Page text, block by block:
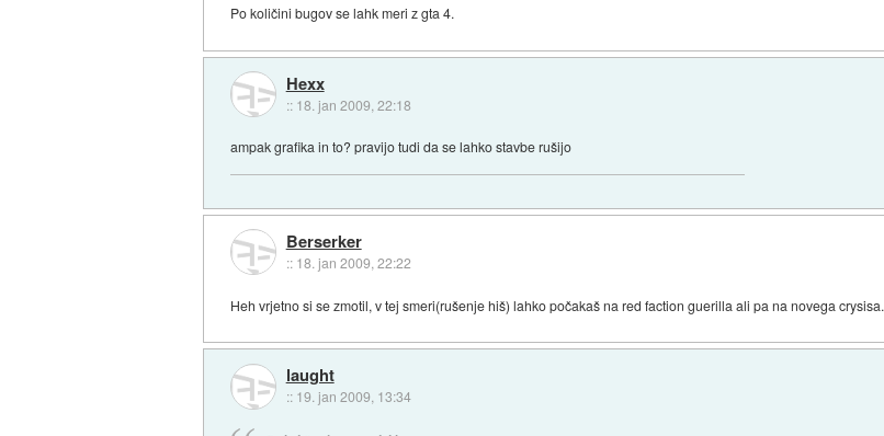
Po količini bugov se lahk meri z gta 4.
Hexx
:: 18. jan 2009, 22:18
ampak grafika in to? pravijo tudi da se lahko stavbe rušijo
Berserker
:: 18. jan 2009, 22:22
Heh vrjetno si se zmotil, v tej smeri(rušenje hiš) lahko počakaš na red faction guerilla ali pa na novega crysisa.
laught
:: 19. jan 2009, 13:34